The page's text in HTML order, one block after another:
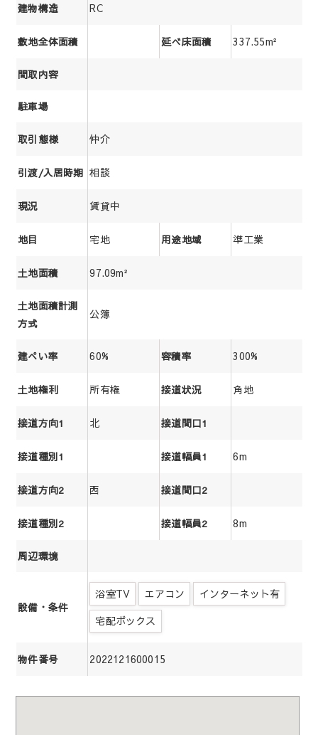
建物構造 RC
敷地全体面積 延べ床面積 337.55m²
間取内容
駐車場
取引態様 仲介
引渡/入居時期 相談
現況 賃貸中
地目 宅地 用途地域 準工業
土地面積 97.09m²
土地面積計測
方式
公簿
建ぺい率 60% 容積率 300%
土地権利 所有権 接道状況 角地
接道方向1 北 接道間口1
接道種別1 接道幅員1 6m
接道方向2 西 接道間口2
接道種別2 接道幅員2 8m
周辺環境
設備・条件
浴室TV エアコン
インターネット有
宅配ボックス
物件番号 2022121600015